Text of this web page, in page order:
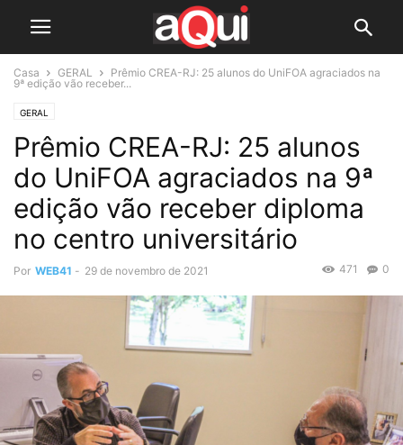
Casa GERAL
Prêmio CREA-RJ: 25 alunos do UniFOA agraciados na
9ª edição vão receber...
GERAL
Prêmio CREA-RJ: 25 alunos
do UniFOA agraciados na 9ª
edição vão receber diploma
no centro universitário
Por WEB41 - 29 de novembro de 2021 0
471